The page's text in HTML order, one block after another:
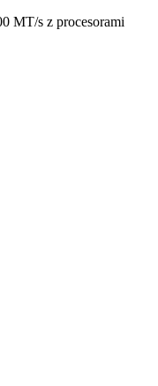
MT/s z procesorami